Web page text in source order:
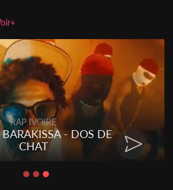
RAP IVOIRE
- DOS DE
CHAT